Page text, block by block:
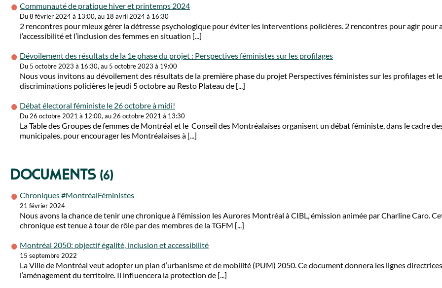
Communauté de pratique hiver et printemps 2024
Du 8 février 2024 à 13:00, au 18 avril 2024 à 16:30
2 rencontres pour mieux gérer la détresse psychologique pour éviter les interventions policières. 2 rencontres pour agir pour
l’accessibilité et l’inclusion des femmes en situation [...]
Dévoilement des résultats de la 1e phase du projet : Perspectives féministes sur les profilages
Du 5 octobre 2023 à 16:30, au 5 octobre 2023 à 19:00
Nous vous invitons au dévoilement des résultats de la première phase du projet Perspectives féministes sur les profilages et
discriminations policières le jeudi 5 octobre au Resto Plateau de [...]
Débat électoral féministe le 26 octobre à midi!
Du 26 octobre 2021 à 12:00, au 26 octobre 2021 à 13:30
La Table des Groupes de femmes de Montréal et le Conseil des Montréalaises organisent un débat féministe, dans le cadre
municipales, pour encourager les Montréalaises à [...]
Documents (6)
Chroniques #MontréalFéministes
21 février 2024
Nous avons la chance de tenir une chronique à l'émission les Aurores Montréal à CIBL, émission animée par Charline Caro.
chronique est tenue à tour de rôle par des membres de la TGFM [...]
Montréal 2050: objectif égalité, inclusion et accessibilité
15 septembre 2022
La Ville de Montréal veut adopter un plan d’urbanisme et de mobilité (PUM) 2050. Ce document donnera les lignes
l’aménagement du territoire. Il influencera la protection de [...]